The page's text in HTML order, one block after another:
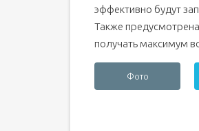
эффективно будут
Также
получать максимум
Фото